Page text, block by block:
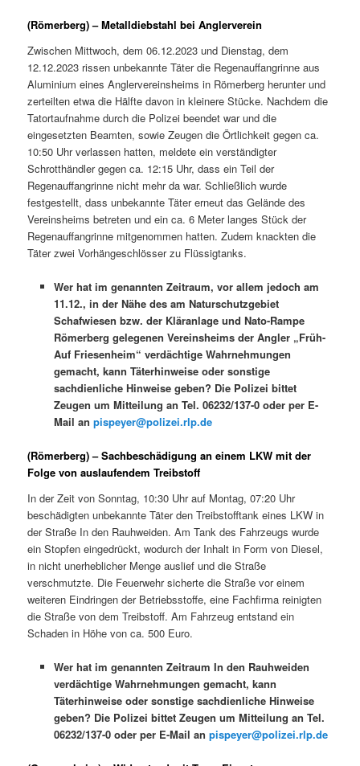
(Römerberg) – Metalldiebstahl bei Anglerverein
Zwischen Mittwoch, dem 06.12.2023 und Dienstag, dem
12.12.2023 rissen unbekannte Täter die Regenauffangrinne aus
Aluminium eines Anglervereinsheims in Römerberg herunter und
zerteilten etwa die Hälfte davon in kleinere Stücke. Nachdem die
Tatortaufnahme durch die Polizei beendet war und die
eingesetzten Beamten, sowie Zeugen die Örtlichkeit gegen ca.
10:50 Uhr verlassen hatten, meldete ein verständigter
Schrotthändler gegen ca. 12:15 Uhr, dass ein Teil der
Regenauffangrinne nicht mehr da war. Schließlich wurde
festgestellt, dass unbekannte Täter erneut das Gelände des
Vereinsheims betreten und ein ca. 6 Meter langes Stück der
Regenauffangrinne mitgenommen hatten. Zudem knackten die
Täter zwei Vorhängeschlösser zu Flüssigtanks.
Wer hat im genannten Zeitraum, vor allem jedoch am
11.12., in der Nähe des am Naturschutzgebiet
Schafwiesen bzw. der Kläranlage und Nato-Rampe
Römerberg gelegenen Vereinsheims der Angler „Früh-
Auf Friesenheim“ verdächtige Wahrnehmungen
gemacht, kann Täterhinweise oder sonstige
sachdienliche Hinweise geben? Die Polizei bittet
Zeugen um Mitteilung an Tel. 06232/137-0 oder per E-
Mail an pispeyer@polizei.rlp.de
(Römerberg) – Sachbeschädigung an einem LKW mit der
Folge von auslaufendem Treibstoff
In der Zeit von Sonntag, 10:30 Uhr auf Montag, 07:20 Uhr
beschädigten unbekannte Täter den Treibstofftank eines LKW in
der Straße In den Rauhweiden. Am Tank des Fahrzeugs wurde
ein Stopfen eingedrückt, wodurch der Inhalt in Form von Diesel,
in nicht unerheblicher Menge auslief und die Straße
verschmutzte. Die Feuerwehr sicherte die Straße vor einem
weiteren Eindringen der Betriebsstoffe, eine Fachfirma reinigten
die Straße von dem Treibstoff. Am Fahrzeug entstand ein
Schaden in Höhe von ca. 500 Euro.
Wer hat im genannten Zeitraum In den Rauhweiden
verdächtige Wahrnehmungen gemacht, kann
Täterhinweise oder sonstige sachdienliche Hinweise
geben? Die Polizei bittet Zeugen um Mitteilung an Tel.
06232/137-0 oder per E-Mail an pispeyer@polizei.rlp.de